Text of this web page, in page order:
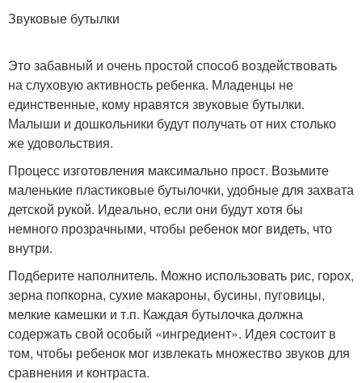
Звуковые бутылки
Это забавный и очень простой способ воздействовать
на слуховую активность ребенка. Младенцы не
единственные, кому нравятся звуковые бутылки.
Малыши и дошкольники будут получать от них столько
же удовольствия.
Процесс изготовления максимально прост. Возьмите
маленькие пластиковые бутылочки, удобные для захвата
детской рукой. Идеально, если они будут хотя бы
немного прозрачными, чтобы ребенок мог видеть, что
внутри.
Подберите наполнитель. Можно использовать рис, горох,
зерна попкорна, сухие макароны, бусины, пуговицы,
мелкие камешки и т.п. Каждая бутылочка должна
содержать свой особый «ингредиент». Идея состоит в
том, чтобы ребенок мог извлекать множество звуков для
сравнения и контраста.